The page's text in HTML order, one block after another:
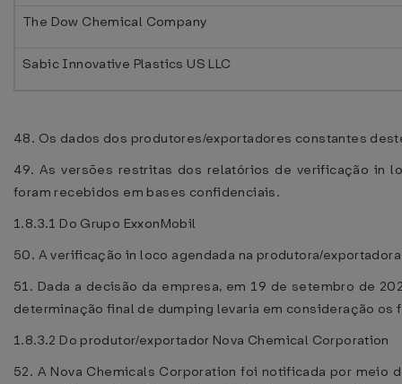
The Dow Chemical Company
Sabic Innovative Plastics US LLC
48. Os dados dos produtores/exportadores constantes
49. As versões restritas dos relatórios de verificação in
foram recebidos em bases confidenciais.
1.8.3.1 Do Grupo ExxonMobil
50. A verificação in loco agendada na produtora/
51. Dada a decisão da empresa, em 19 de setembro de
determinação final de dumping levaria em consideração os
1.8.3.2 Do produtor/exportador Nova Chemical Corporation
52. A Nova Chemicals Corporation foi notificada por meio